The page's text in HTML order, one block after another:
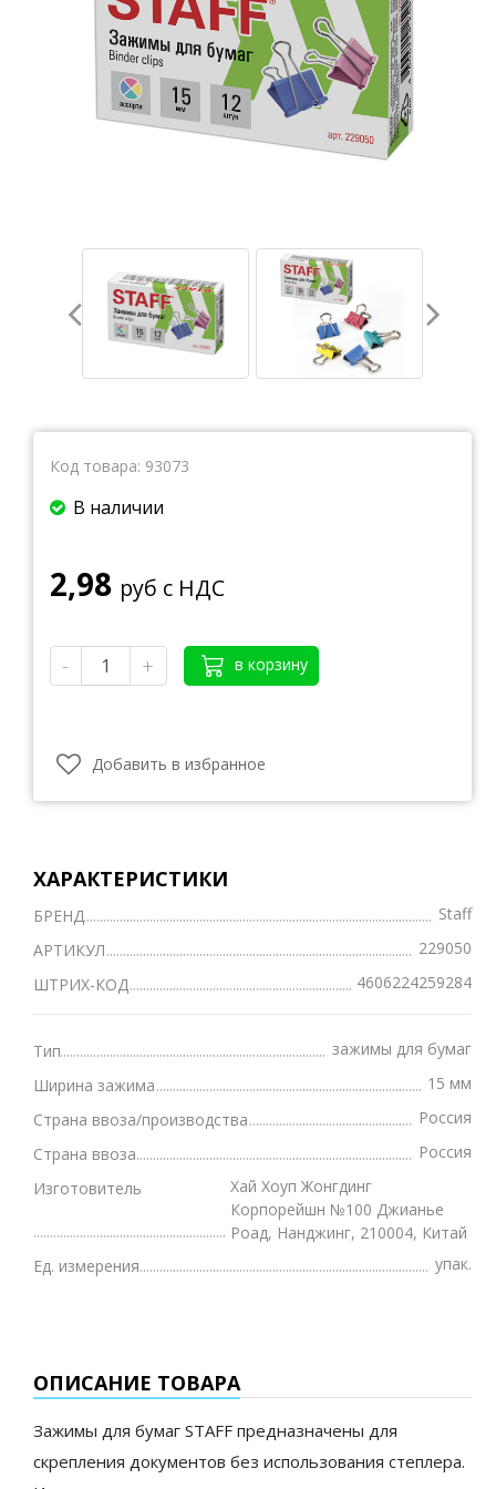
Тетради
Ватманы, калька, бумага миллиметровая, форматки
Бумага для художественных и дизайнерских работ
Конверты
Бумага для факса
Грамоты, дипломы, благодарности
Код товара: 93073
В наличии
2,98 руб с НДС
- + в корзину
Добавить в избранное
ХАРАКТЕРИСТИКИ
БРЕНД
Staff
АРТИКУЛ
229050
ШТРИХ-КОД
4606224259284
Тип
зажимы для бумаг
Ширина зажима
15 мм
Страна ввоза/производства
Россия
Страна ввоза
Россия
Изготовитель
Хай Хоуп Жонгдинг
Корпорейшн №100 Джианье
Роад, Нанджинг, 210004, Китай
Ед. измерения
упак.
ОПИСАНИЕ ТОВАРА
Зажимы для бумаг STAFF предназначены для
скрепления документов без использования степлера.